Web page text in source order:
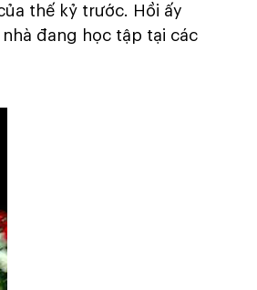
thế kỷ trước. Hồi ấy
đang học tập tại các